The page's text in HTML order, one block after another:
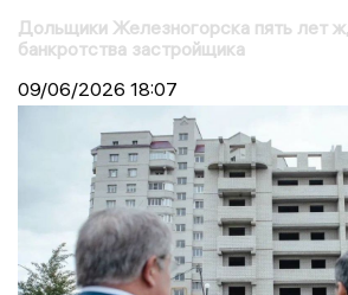
Дольщики Железногорска пять лет
банкротства застройщика
09/06/2026 18:07